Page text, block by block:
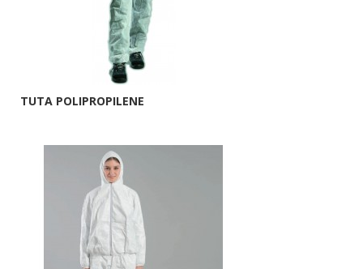
TUTA POLIPROPILENE